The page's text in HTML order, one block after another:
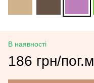
В наявності
186 грн/пог.м